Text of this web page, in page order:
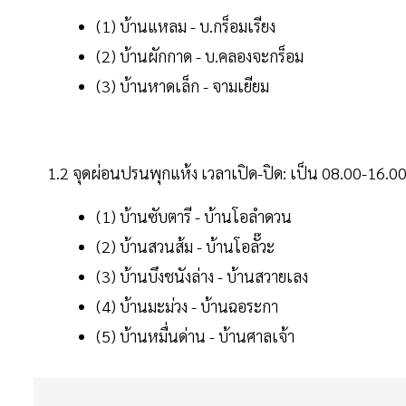
(1) บ้านแหลม - บ.กร็อมเรียง
(2) บ้านผักกาด - บ.คลองจะกร็อม
(3) บ้านหาดเล็ก - จามเยียม
1.2 จุดผ่อนปรนพุกแห้ง เวลาเปิด-ปิด: เป็น 08.00-
(1) บ้านซับตารี - บ้านโอลำดวน
(2) บ้านสวนส้ม - บ้านโอลั๊วะ
(3) บ้านบึงชนังล่าง - บ้านสวายเลง
(4) บ้านมะม่วง - บ้านฉอระกา
(5) บ้านหมื่นด่าน - บ้านศาลเจ้า